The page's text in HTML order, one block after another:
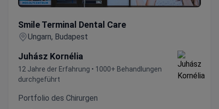
Smile Terminal Dental Care
Ungarn, Budapest
Juhász Kornélia
12 Jahre der Erfahrung • 1000+ Behandlungen
durchgeführt
Portfolio des Chirurgen